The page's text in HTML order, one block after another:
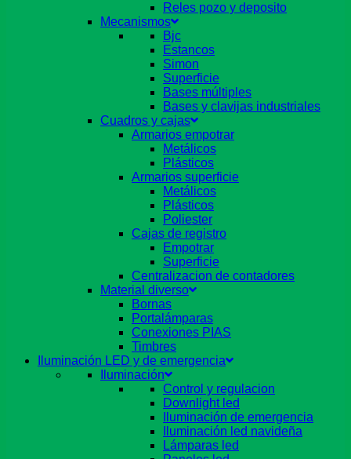
Reles pozo y deposito
Mecanismos
Bjc
Estancos
Simon
Superficie
Bases múltiples
Bases y clavijas industriales
Cuadros y cajas
Armarios empotrar
Metálicos
Plásticos
Armarios superficie
Metálicos
Plásticos
Poliester
Cajas de registro
Empotrar
Superficie
Centralizacion de contadores
Material diverso
Bornas
Portalámparas
Conexiones PIAS
Timbres
Iluminación LED y de emergencia
Iluminación
Control y regulacion
Downlight led
Iluminación de emergencia
Iluminación led navideña
Lámparas led